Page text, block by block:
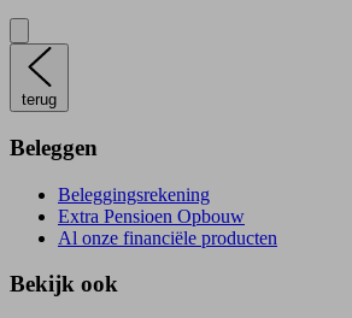
terug
Beleggen
Beleggingsrekening
Extra Pensioen Opbouw
Al onze financiële producten
Bekijk ook